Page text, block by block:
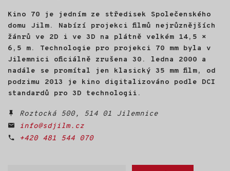
dál, našel na nečekaném
místě: ve světě divokých
hus. Na Velikonoce roku 2022
se mu vylíhlo osm housat.
Půl roku s nimi žil, učil je
poznávat svět a nakonec
s nimi létal na rogale nad
Českým rájem. Z této
zkušenosti vznikl HUSOPAS -
o husách, o člověku
a o návratu k sobě.
Kino 70 je jedním ze středisek Společenského
domu Jilm. Nabízí projekci filmů nejrůznějších
žánrů ve 2D i ve 3D na plátně velkém 14,5 ×
6,5 m. Technologie pro projekci 70 mm byla v
Jilemnici oficiálně zrušena 30. ledna 2000 a
nadále se promítal jen klasický 35 mm film, od
podzimu 2013 je kino digitalizováno podle DCI
standardů pro 3D technologii.
Roztocká 500, 514 01 Jilemnice
info@sdjilm.cz
+420 481 544 070